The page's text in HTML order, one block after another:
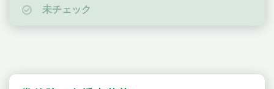
未チェック